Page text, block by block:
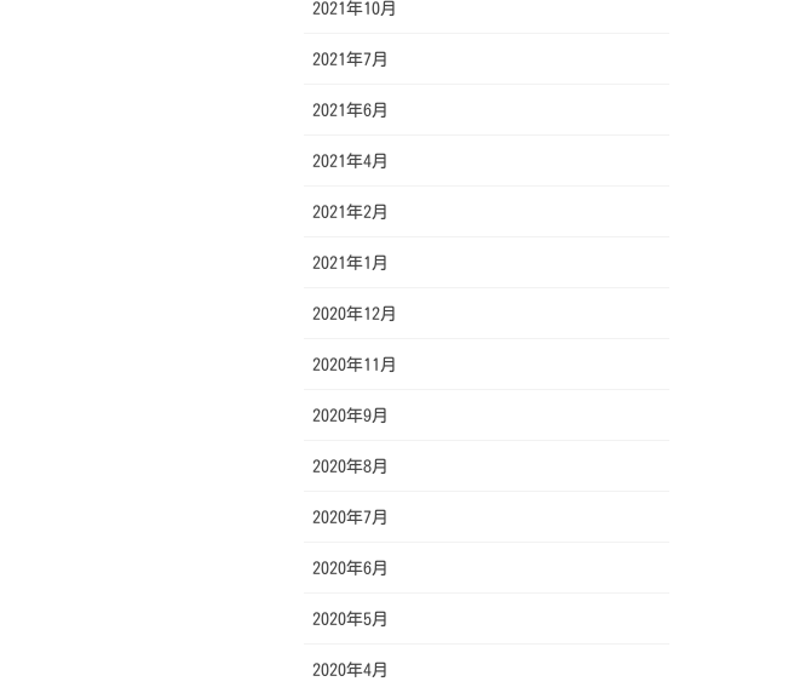
2021年10月
2021年7月
2021年6月
2021年4月
2021年2月
2021年1月
2020年12月
2020年11月
2020年9月
2020年8月
2020年7月
2020年6月
2020年5月
2020年4月